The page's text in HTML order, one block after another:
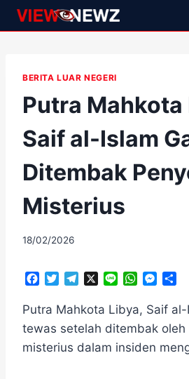
Skip
to
BERITA LUAR NEGERI
Putra Mahkota
Saif al-Islam
Ditembak
Misterius
By
18/02/2026
c
b
o
i
t
e
l
g
r
n
W
a
t
s
A
M
s
e
n
a
r
e
Putra Mahkota Libya, Saif
tewas setelah ditembak oleh
misterius dalam insiden